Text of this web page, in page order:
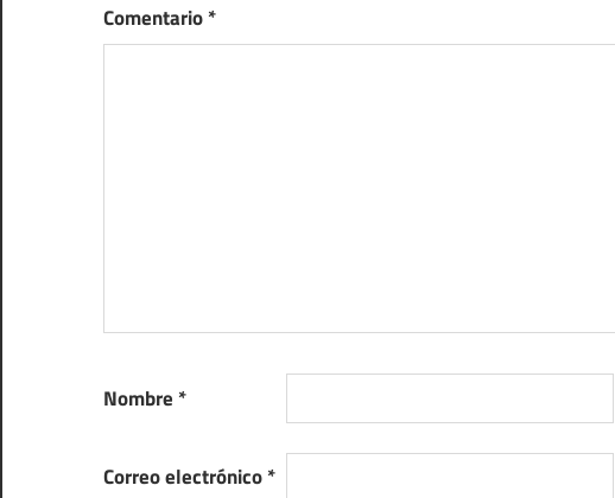
Comentario*
Nombre *
Correo electrónico*